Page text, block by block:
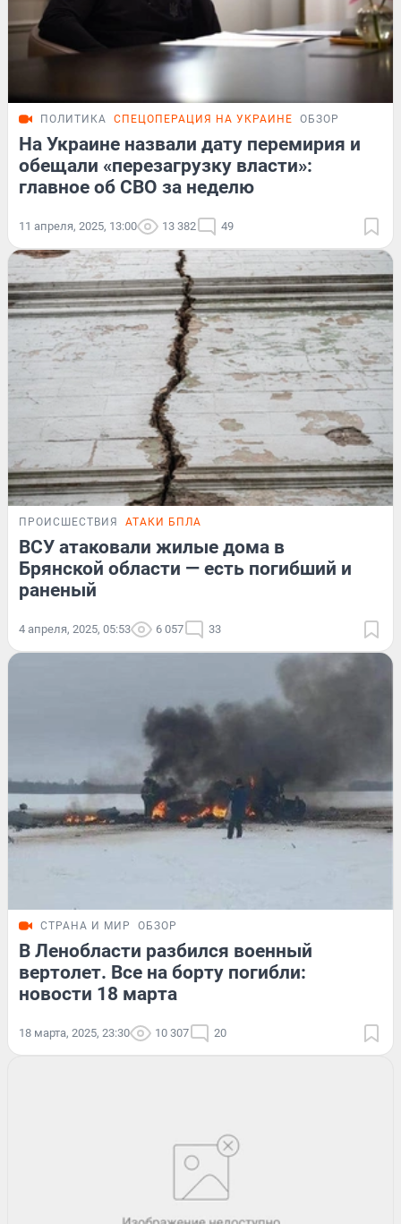
ПОЛИТИКА СПЕЦОПЕРАЦИЯ НА УКРАИНЕ ОБЗОР
На Украине назвали дату перемирия и
обещали «перезагрузку власти»:
главное об СВО за неделю
11 апреля, 2025, 13:00 13 382 49
ПРОИСШЕСТВИЯ АТАКИ БПЛА
ВСУ атаковали жилые дома в
Брянской области — есть погибший и
раненый
4 апреля, 2025, 05:53 6 057 33
СТРАНА И МИР ОБЗОР
В Ленобласти разбился военный
вертолет. Все на борту погибли:
новости 18 марта
18 марта, 2025, 23:30 10 307 20